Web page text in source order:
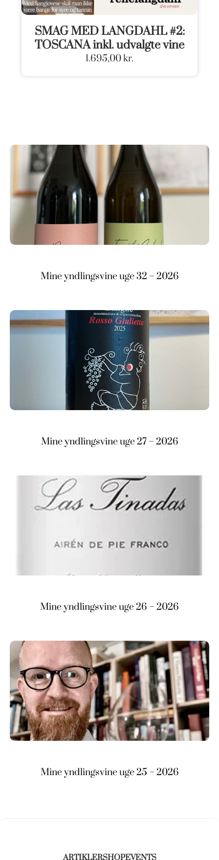
SMAG MED LANGDAHL #2:
TOSCANA inkl. udvalgte vine
1.695,00kr.
Mine yndlingsvine uge 32 – 2026
Mine yndlingsvine uge 27 – 2026
Mine yndlingsvine uge 26 – 2026
Mine yndlingsvine uge 25 – 2026
ARTIKLERSHOPEVENTS